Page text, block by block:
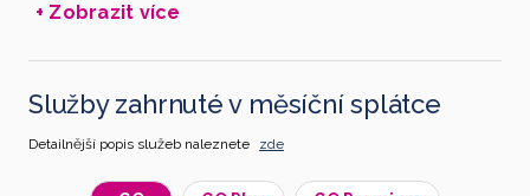
+ Zobrazit více
Služby zahrnuté v měsíční splátce
Detailnější popis služeb naleznete zde